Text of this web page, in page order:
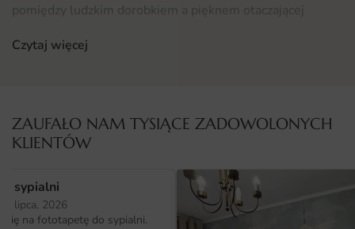
pomiędzy ludzkim dorobkiem a pięknem otaczającej
wywołuje pozytywne emocje związane z jesiennymi
Plakat Jesienny Mostek doskonale wkomponuje się w
różnorodne wnętrza, zarówno te nowoczesne, jak i
klasyczne. Może być idealnym uzupełnieniem salonu,
dodając mu przytulności i ciepła. Znajdzie swoje miejsce
również w sypialni, gdzie stworzy relaksującą atmosferę
Czytaj więcej
ZAUFAŁO NAM TYSIĄCE ZADOWOLONYCH
KLIENTÓW
sypialni
lipca, 2026
się na fototapetę do sypialni.